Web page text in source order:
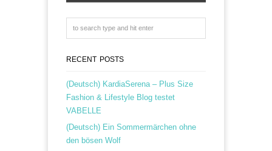
RECENT POSTS
(Deutsch) KardiaSerena – Plus Size
Fashion & Lifestyle Blog testet
VABELLE
(Deutsch) Ein Sommermärchen ohne
den bösen Wolf